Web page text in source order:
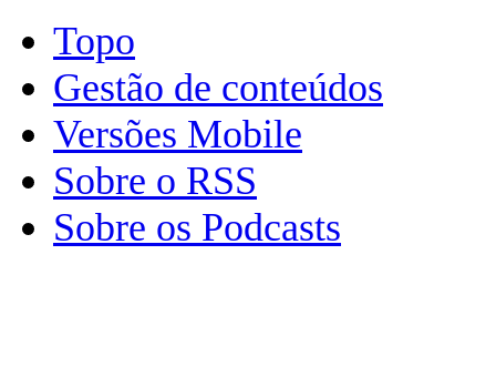
Topo
Gestão de conteúdos
Versões Mobile
Sobre o RSS
Sobre os Podcasts